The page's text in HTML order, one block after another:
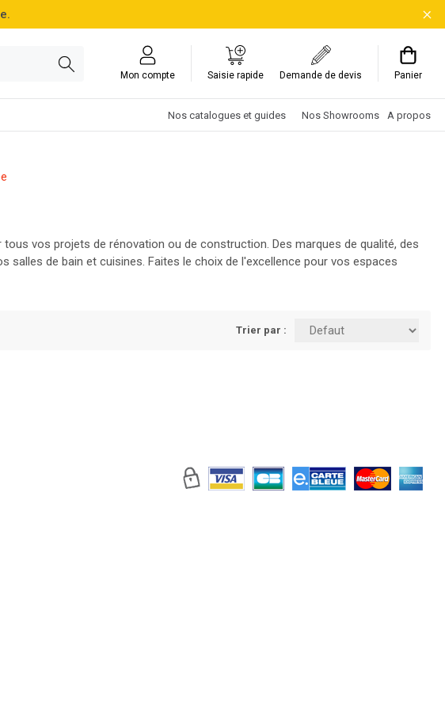
Mon compte Saisie rapide Demande de devis Panier
Nos catalogues et guides Nos Showrooms A propos
vos projets de rénovation ou de construction. Des marques de qualité, des
de bain et cuisines. Faites le choix de l'excellence pour vos espaces
Trier par :